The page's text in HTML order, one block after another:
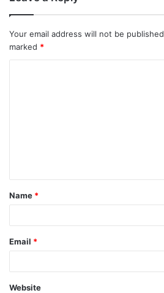
Your email address will not be
marked *
Name *
Email *
Website